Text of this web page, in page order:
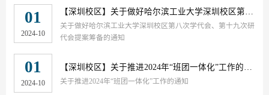
01
2024-10
【深圳校区】 关于做好哈尔滨工业大学深圳校区第八次学代会、第十九次研代会提案筹备的通知
关于做好哈尔滨工业大学深圳校区第八次学代会、第十九次研
代会提案筹备的通知
01
2024-10
【深圳校区】 关于推进2024年“班团一体化”工作的通知
关于推进2024年“班团一体化”工作的通知